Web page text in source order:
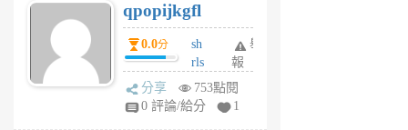
6
個
月
前
qpopijkgfl
0.0分
sh
rls
k
m
舉
報
分享
753點閱
0 評論/給分
1